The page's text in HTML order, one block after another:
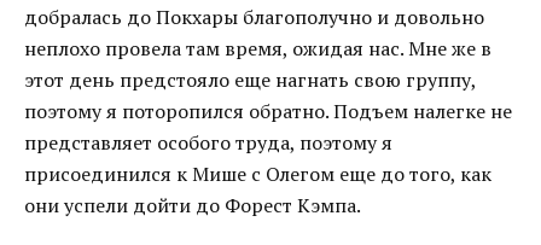
добралась до Покхары благополучно и довольно
неплохо провела там время, ожидая нас. Мне же в
этот день предстояло еще нагнать свою группу,
поэтому я поторопился обратно. Подъем налегке не
представляет особого труда, поэтому я
присоединился к Мише с Олегом еще до того, как
они успели дойти до Форест Кэмпа.